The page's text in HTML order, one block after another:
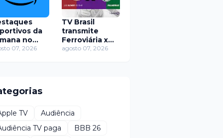
da
no
Video de
07, 2026
TV Brasil
transmite
Ferroviária x
Palmeiras pelo
agosto 07, 2026
TV
Audiência
TV paga
BBB 26